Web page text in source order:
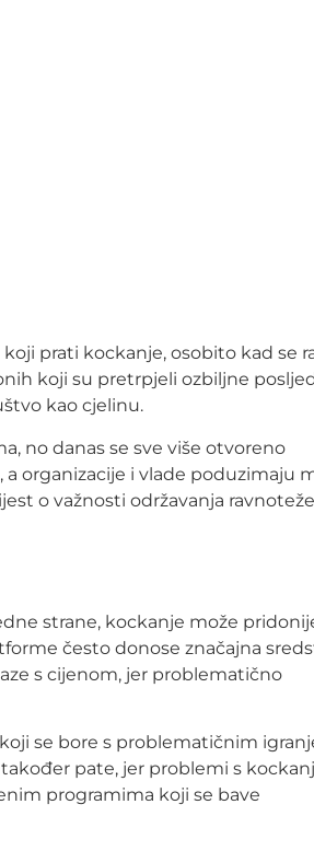
prati kockanje, osobito kad se
koji su pretrpjeli ozbiljne
kao cjelinu.
no danas se sve više otvoreno
organizacije i vlade poduzimaju
o važnosti održavanja ravnoteže
strane, kockanje može
često donose značajna
s cijenom, jer problematično
se bore s problematičnim
pate, jer problemi s
programima koji se bave